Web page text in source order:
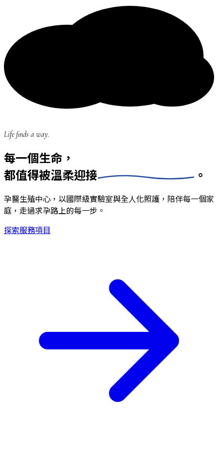
Life finds a way.
每一個生命，
都值得被溫柔迎接 。
孕醫生殖中心，以國際級實驗室與全人化照護，陪伴每一個家
庭，走過求孕路上的每一步。
探索服務項目